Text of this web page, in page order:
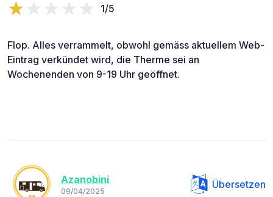
1/5
Flop. Alles verrammelt, obwohl gemäss aktuellem Web-
Eintrag verkündet wird, die Therme sei an
Wochenenden von 9-19 Uhr geöffnet.
Azanobini
09/04/2025
Übersetzen